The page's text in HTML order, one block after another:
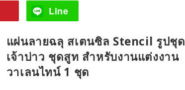
on
Line
แผ่นลายฉลุ สเตนซิล Stencil รูปชุด
เจ้าบ่าว ชุดสูท สำหรับงานแต่งงาน
วาเลนไทน์ 1 ชุด